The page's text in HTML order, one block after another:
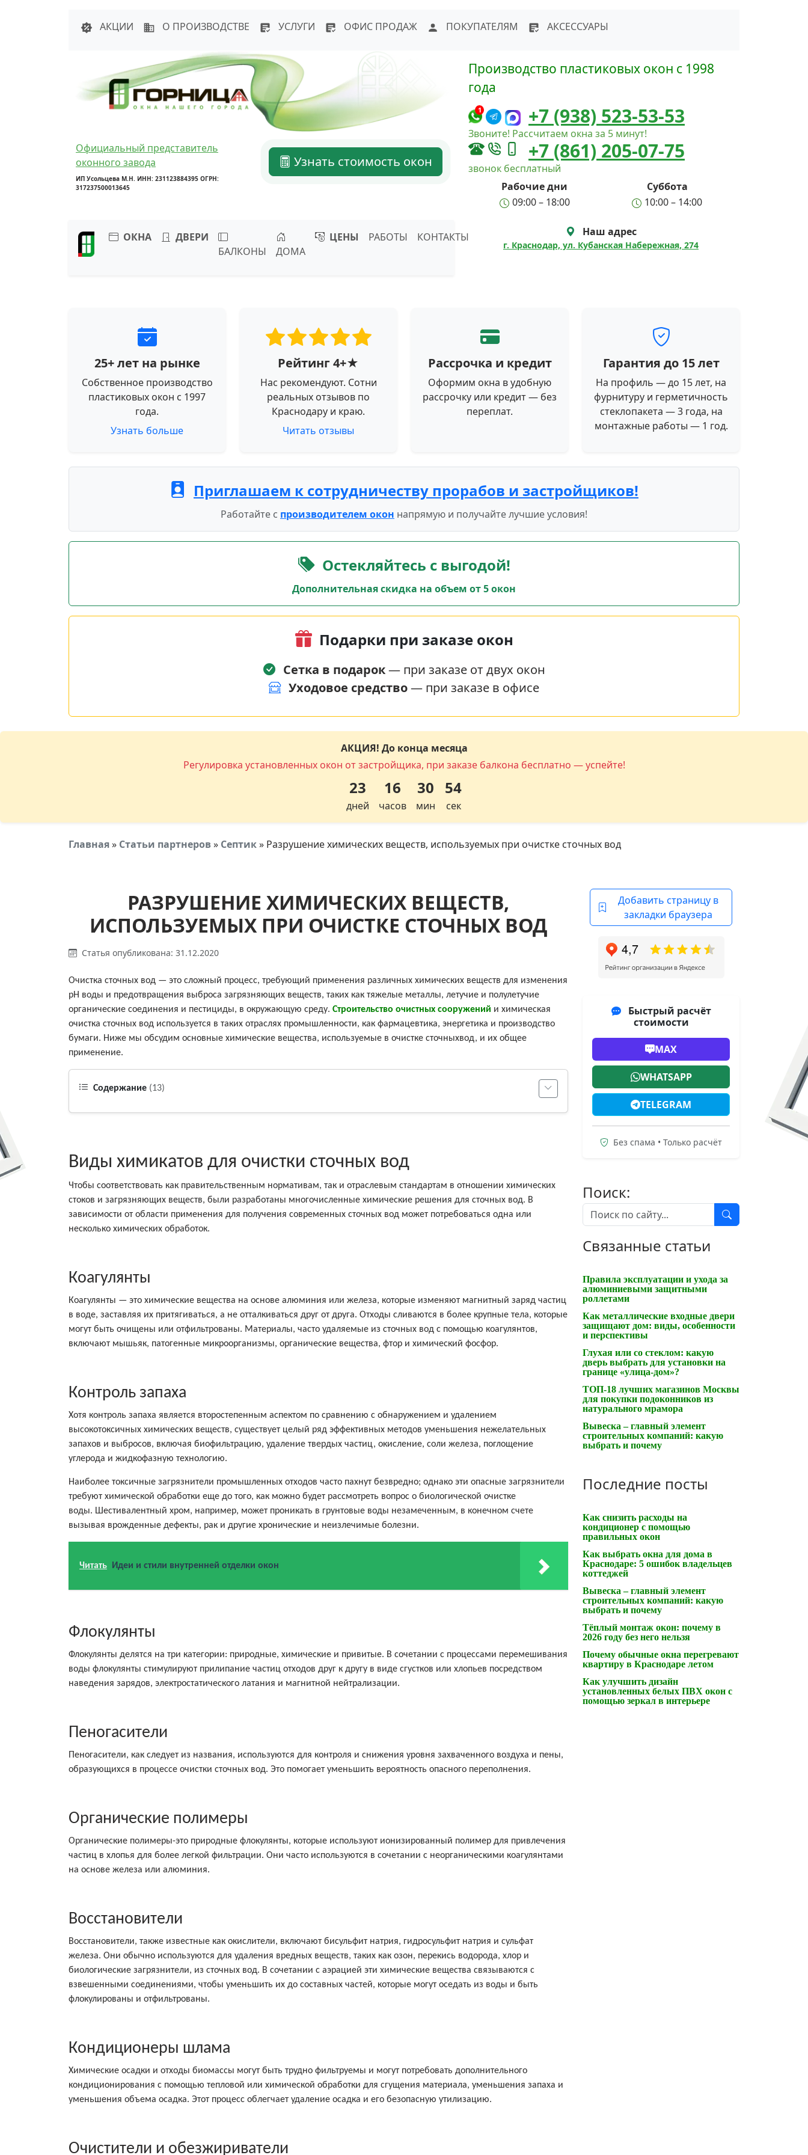
АКЦИИ
О ПРОИЗВОДСТВЕ УСЛУГИ ОФИС ПРОДАЖ ПОКУПАТЕЛЯМ АКСЕССУАРЫ
Официальный представитель
оконного завода
ИП Усольцева М.Н. ИНН: 231123884395 ОГРН:
317237500013645
Узнать стоимость окон
ОКНА
ДВЕРИ
БАЛКОНЫ
ДОМА
ЦЕНЫ РАБОТЫ КОНТАКТЫ
Производство пластиковых окон с 1998
года
1 +7 (938) 523-53-53
Звоните! Рассчитаем окна за 5 минут!
+7 (861) 205-07-75
звонок бесплатный
Рабочие дни
Суббота
09:00 – 18:00
10:00 – 14:00
Наш адрес
г. Краснодар, ул. Кубанская Набережная, 274
25+ лет на рынке
Собственное производство
пластиковых окон с 1997
года.
Узнать больше
Рейтинг 4+★
Нас рекомендуют. Сотни
реальных отзывов по
Краснодару и краю.
Читать отзывы
Рассрочка и кредит
Оформим окна в удобную
рассрочку или кредит — без
переплат.
Гарантия до 15 лет
На профиль — до 15 лет, на
фурнитуру и герметичность
стеклопакета — 3 года, на
монтажные работы — 1 год.
Приглашаем к сотрудничеству прорабов и застройщиков!
Работайте с производителем окон напрямую и получайте лучшие условия!
Остекляйтесь с выгодой!
Дополнительная скидка на объем от 5 окон
Подарки при заказе окон
Сетка в подарок— при заказе от двух окон
Уходовое средство— при заказе в офисе
АКЦИЯ! До конца месяца
Регулировка установленных окон от застройщика, при заказе балкона бесплатно — успейте!
23
дней
16
часов
30
мин
53
сек
Главная» Статьи партнеров» Септик» Разрушение химических веществ, используемых при очистке сточных вод
РАЗРУШЕНИЕ ХИМИЧЕСКИХ ВЕЩЕСТВ,
ИСПОЛЬЗУЕМЫХ ПРИ ОЧИСТКЕ СТОЧНЫХ ВОД
Статья опубликована: 31.12.2020
Очистка сточных вод — это сложный процесс, требующий применения различных химических веществ для изменения
рН воды и предотвращения выброса загрязняющих веществ, таких как тяжелые металлы, летучие и полулетучие
органические соединения и пестициды, в окружающую среду. Строительство очистных сооружений и химическая
очистка сточных вод используется в таких отраслях промышленности, как фармацевтика, энергетика и производство
бумаги. Ниже мы обсудим основные химические вещества, используемые в очистке сточныхвод, и их общее
применение.
Содержание (13)
Виды химикатов для очистки сточных вод
Чтобы соответствовать как правительственным нормативам, так и отраслевым стандартам в отношении химических
стоков и загрязняющих веществ, были разработаны многочисленные химические решения для сточных вод. В
зависимости от области применения для получения современных сточных вод может потребоваться одна или
несколько химических обработок.
Коагулянты
Коагулянты — это химические вещества на основе алюминия или железа, которые изменяют магнитный заряд частиц
в воде, заставляя их притягиваться, а не отталкиваться друг от друга. Отходы сливаются в более крупные тела, которые
могут быть очищены или отфильтрованы. Материалы, часто удаляемые из сточных вод с помощью коагулянтов,
включают мышьяк, патогенные микроорганизмы, органические вещества, фтор и химический фосфор.
Контроль запаха
Хотя контроль запаха является второстепенным аспектом по сравнению с обнаружением и удалением
высокотоксичных химических веществ, существует целый ряд эффективных методов уменьшения нежелательных
запахов и выбросов, включая биофильтрацию, удаление твердых частиц, окисление, соли железа, поглощение
углерода и жидкофазную технологию.
Наиболее токсичные загрязнители промышленных отходов часто пахнут безвредно; однако эти опасные загрязнители
требуют химической обработки еще до того, как можно будет рассмотреть вопрос о биологической очистке
воды. Шестивалентный хром, например, может проникать в грунтовые воды незамеченным, в конечном счете
вызывая врожденные дефекты, рак и другие хронические и неизлечимые болезни.
Читать Идеи и стили внутренней отделки окон
Флокулянты
Флокулянты делятся на три категории: природные, химические и привитые. В сочетании с процессами перемешивания
воды флокулянты стимулируют прилипание частиц отходов друг к другу в виде сгустков или хлопьев посредством
наведения зарядов, электростатического латания и магнитной нейтрализации.
Пеногасители
Пеногасители, как следует из названия, используются для контроля и снижения уровня захваченного воздуха и пены,
образующихся в процессе очистки сточных вод. Это помогает уменьшить вероятность опасного переполнения.
Органические полимеры
Органические полимеры-это природные флокулянты, которые используют ионизированный полимер для привлечения
частиц в хлопья для более легкой фильтрации. Они часто используются в сочетании с неорганическими коагулянтами
на основе железа или алюминия.
Восстановители
Восстановители, также известные как окислители, включают бисульфит натрия, гидросульфит натрия и сульфат
железа. Они обычно используются для удаления вредных веществ, таких как озон, перекись водорода, хлор и
биологические загрязнители, из сточных вод. В сочетании с аэрацией эти химические вещества связываются с
взвешенными соединениями, чтобы уменьшить их до составных частей, которые могут оседать из воды и быть
флокулированы и отфильтрованы.
Кондиционеры шлама
Химические осадки и отходы биомассы могут быть трудно фильтруемы и могут потребовать дополнительного
кондиционирования с помощью тепловой или химической обработки для сгущения материала, уменьшения запаха и
уменьшения объема осадка. Этот процесс облегчает удаление осадка и его безопасную утилизацию.
Очистители и обезжириватели
Добавить страницу в
закладки браузера
Быстрый расчёт
стоимости
MAX
WHATSAPP
TELEGRAM
Без спама • Только расчёт
Поиск:
Связанные статьи
Правила эксплуатации и ухода за
алюминиевыми защитными
роллетами
Как металлические входные двери
защищают дом: виды, особенности
и перспективы
Глухая или со стеклом: какую
дверь выбрать для установки на
границе «улица-дом»?
ТОП-18 лучших магазинов Москвы
для покупки подоконников из
натурального мрамора
Вывеска – главный элемент
строительных компаний: какую
выбрать и почему
Последние посты
Как снизить расходы на
кондиционер с помощью
правильных окон
Как выбрать окна для дома в
Краснодаре: 5 ошибок владельцев
коттеджей
Вывеска – главный элемент
строительных компаний: какую
выбрать и почему
Тёплый монтаж окон: почему в
2026 году без него нельзя
Почему обычные окна перегревают
квартиру в Краснодаре летом
Как улучшить дизайн
установленных белых ПВХ окон с
помощью зеркал в интерьере